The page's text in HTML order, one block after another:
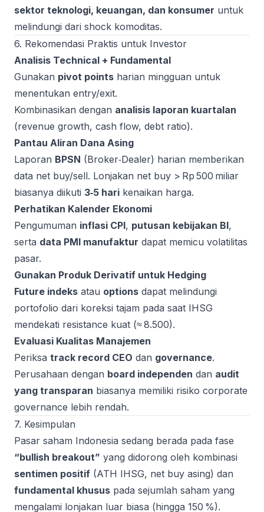
sektor teknologi, keuangan, dan konsumer untuk
melindungi dari shock komoditas.
6. Rekomendasi Praktis untuk Investor
Analisis Technical + Fundamental
Gunakan pivot points harian mingguan untuk
menentukan entry/exit.
Kombinasikan dengan analisis laporan kuartalan
(revenue growth, cash flow, debt ratio).
Pantau Aliran Dana Asing
Laporan BPSN (Broker‑Dealer) harian memberikan
data net buy/sell. Lonjakan net buy > Rp 500 miliar
biasanya diikuti 3‑5 hari kenaikan harga.
Perhatikan Kalender Ekonomi
Pengumuman inflasi CPI, putusan kebijakan BI,
serta data PMI manufaktur dapat memicu volatilitas
pasar.
Gunakan Produk Derivatif untuk Hedging
Future indeks atau options dapat melindungi
portofolio dari koreksi tajam pada saat IHSG
mendekati resistance kuat (≈ 8.500).
Evaluasi Kualitas Manajemen
Periksa track record CEO dan governance.
Perusahaan dengan board independen dan audit
yang transparan biasanya memiliki risiko corporate
governance lebih rendah.
7. Kesimpulan
Pasar saham Indonesia sedang berada pada fase
“bullish breakout” yang didorong oleh kombinasi
sentimen positif (ATH IHSG, net buy asing) dan
fundamental khusus pada sejumlah saham yang
mengalami lonjakan luar biasa (hingga 150 %).